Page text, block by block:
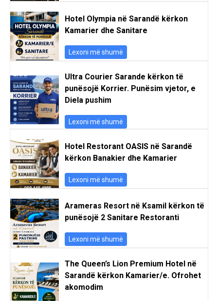
Hotel Olympia në Sarandë kërkon
Kamarier dhe Sanitare
Lexoni më shumë
Ultra Courier Sarande kërkon të
punësojë Korrier. Punësim vjetor, e
Diela pushim
Lexoni më shumë
Hotel Restorant OASIS në Sarandë
kërkon Banakier dhe Kamarier
Lexoni më shumë
Arameras Resort në Ksamil kërkon të
punësojë 2 Sanitare Restoranti
Lexoni më shumë
The Queen’s Lion Premium Hotel në
Sarandë kërkon Kamarier/e. Ofrohet
akomodim